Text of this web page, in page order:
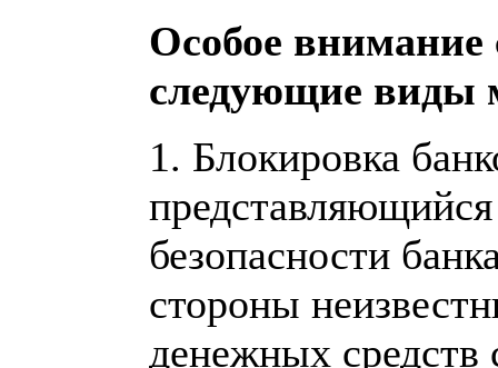
Особое внимание
следующие виды
1. Блокировка
безопасности
стороны
денежных средств